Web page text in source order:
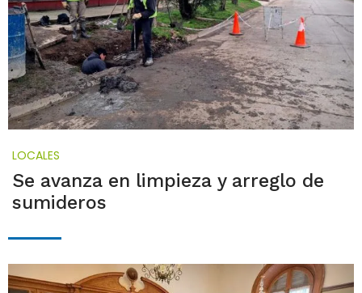
LOCALES
Se avanza en limpieza y arreglo de
sumideros